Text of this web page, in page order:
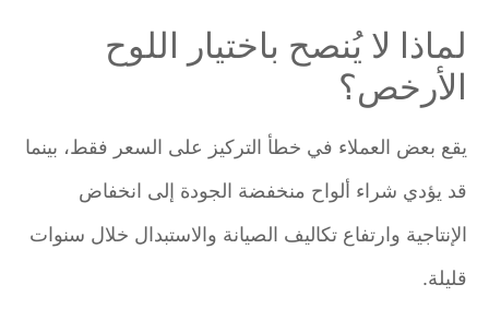
لماذا لا يُنصح باختيار اللوح
الأرخص؟
يقع بعض العملاء في خطأ التركيز على السعر فقط، بينما
قد يؤدي شراء ألواح منخفضة الجودة إلى انخفاض
الإنتاجية وارتفاع تكاليف الصيانة والاستبدال خلال سنوات
قليلة.